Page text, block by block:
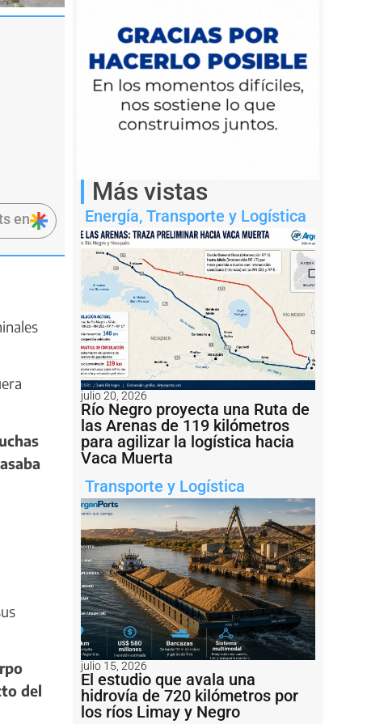
en
del
Más vistas
Energía, Transporte y Logística
julio 20, 2026
Río Negro proyecta una Ruta de
las Arenas de 119 kilómetros
para agilizar la logística hacia
Vaca Muerta
Transporte y Logística
julio 15, 2026
El estudio que avala una
hidrovía de 720 kilómetros por
los ríos Limay y Negro